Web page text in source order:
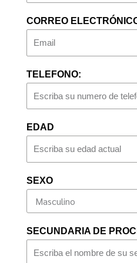
CORREO
TELEFONO:
EDAD
SEXO
SECUNDARIA DE